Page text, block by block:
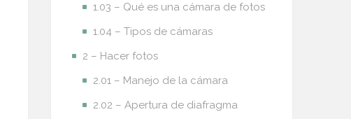
1.03 – Qué es una cámara de fotos
1.04 – Tipos de cámaras
2 – Hacer fotos
2.01 – Manejo de la cámara
2.02 – Apertura de diafragma